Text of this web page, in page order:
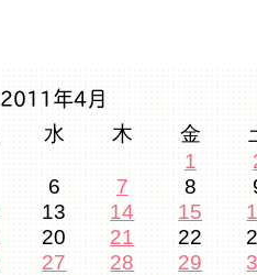
2011年4月
水 木 金
1
6 7 8
13 14 15
20 21 22
27 28 29